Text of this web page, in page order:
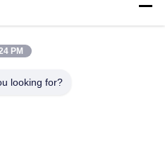
Gebruikte
PM
looking for?